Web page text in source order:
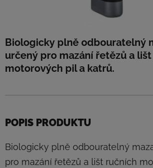
Biologicky plně odbouratelný
určený pro mazání řetězů a
motorových pil a katrů.
POPIS PRODUKTU
Biologicky plně odbouratelný
pro mazání řetězů a lišt ručních